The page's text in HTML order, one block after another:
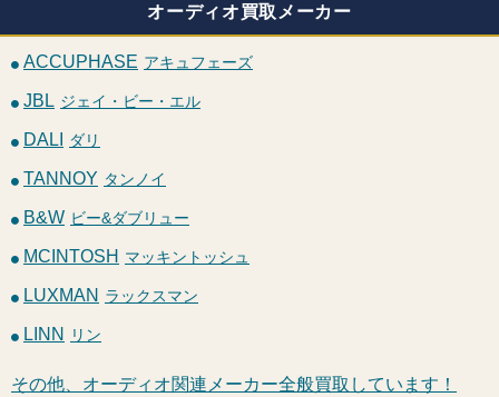
オーディオ買取メーカー
ACCUPHASE アキュフェーズ
JBL ジェイ・ビー・エル
DALI ダリ
TANNOY タンノイ
B&W ビー&ダブリュー
MCINTOSH マッキントッシュ
LUXMAN ラックスマン
LINN リン
その他、オーディオ関連メーカー全般買取しています！